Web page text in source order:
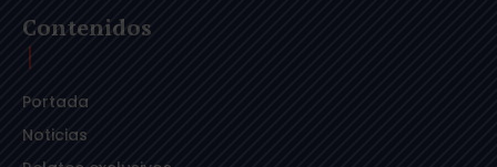
Contenidos
Portada
Noticias